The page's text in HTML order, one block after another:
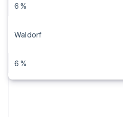
6 %
Waldorf
6 %